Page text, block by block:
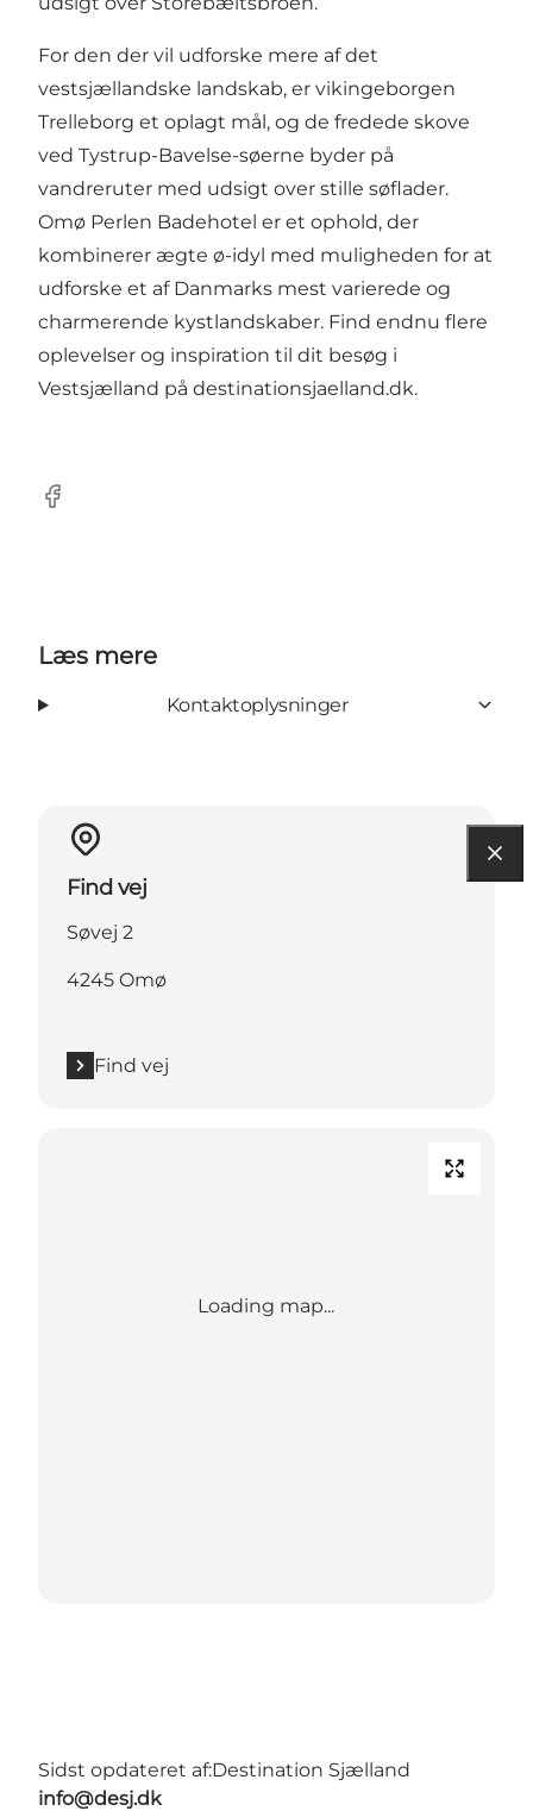
For den der vil udforske mere af det
vestsjællandske landskab, er vikingeborgen
Trelleborg et oplagt mål, og de fredede skove
ved Tystrup-Bavelse-søerne byder på
vandreruter med udsigt over stille søflader.
Omø Perlen Badehotel er et ophold, der
kombinerer ægte ø-idyl med muligheden for at
udforske et af Danmarks mest varierede og
charmerende kystlandskaber. Find endnu flere
oplevelser og inspiration til dit besøg i
Vestsjælland på destinationsjaelland.dk.
Facebook
Læs mere
Kontaktoplysninger
Find vej
Søvej 2
4245 Omø
Find vej
Loading map...
Sidst opdateret af:Destination Sjælland
info@desj.dk